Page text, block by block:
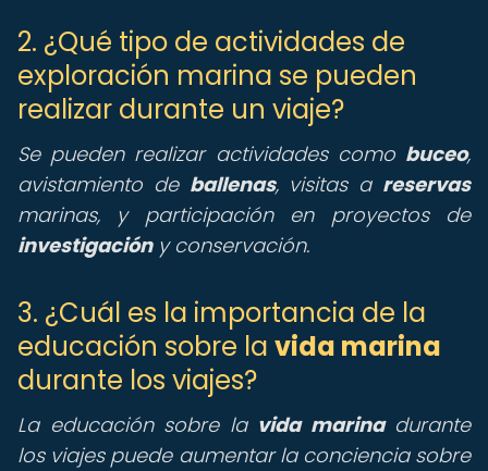
2. ¿Qué tipo de actividades de
exploración marina se pueden
realizar durante un viaje?
Se pueden realizar actividades como buceo,
avistamiento de ballenas, visitas a reservas
marinas, y participación en proyectos de
investigacióny conservación.
3. ¿Cuál es la importancia de la
educación sobre la vida marina
durante los viajes?
La educación sobre la vida marinadurante
los viajes puede aumentar la conciencia sobre